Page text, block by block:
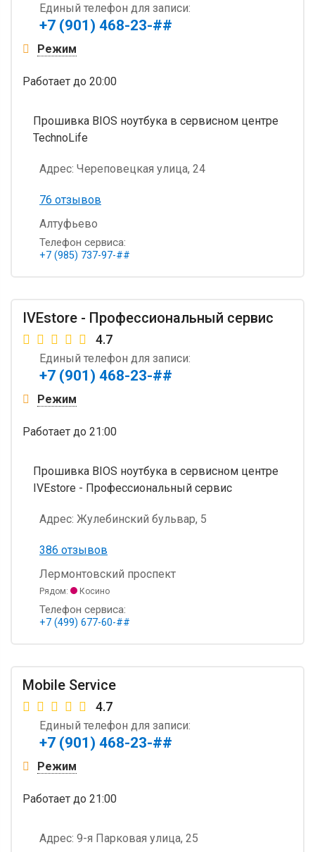
Единый телефон для записи:
+7 (901) 468-23-##
Режим
Работает до 20:00
Прошивка BIOS ноутбука в сервисном центре
TechnoLife
Адрес: Череповецкая улица, 24
76 отзывов
Алтуфьево
Телефон сервиса:
+7 (985) 737-97-##
IVEstore - Профессиональный сервис
4.7
Единый телефон для записи:
+7 (901) 468-23-##
Режим
Работает до 21:00
Прошивка BIOS ноутбука в сервисном центре
IVEstore - Профессиональный сервис
Адрес: Жулебинский бульвар, 5
386 отзывов
Лермонтовский проспект
Рядом: Косино
Телефон сервиса:
+7 (499) 677-60-##
Mobile Service
4.7
Единый телефон для записи:
+7 (901) 468-23-##
Режим
Работает до 21:00
Адрес: 9-я Парковая улица, 25